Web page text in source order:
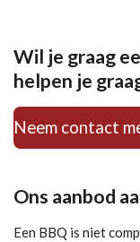
Wil je graag
helpen je
Neem contact
Ons aanbod
Een BBQ is niet